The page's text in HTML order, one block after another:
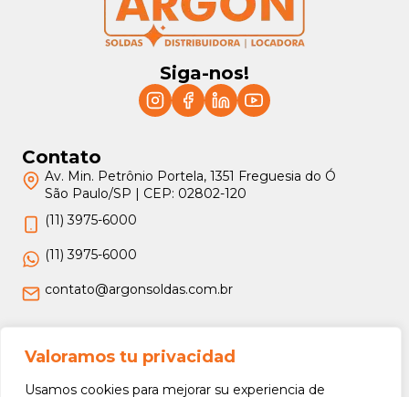
Valoramos tu privacidad
Usamos cookies para mejorar su experiencia de
Siga-nos!
Contato
Av. Min. Petrônio Portela, 1351 Freguesia do Ó
São Paulo/SP | CEP: 02802-120
(11) 3975-6000
(11) 3975-6000
contato@argonsoldas.com.br
Jurídico
Termos e Condições